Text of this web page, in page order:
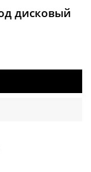
дисковый